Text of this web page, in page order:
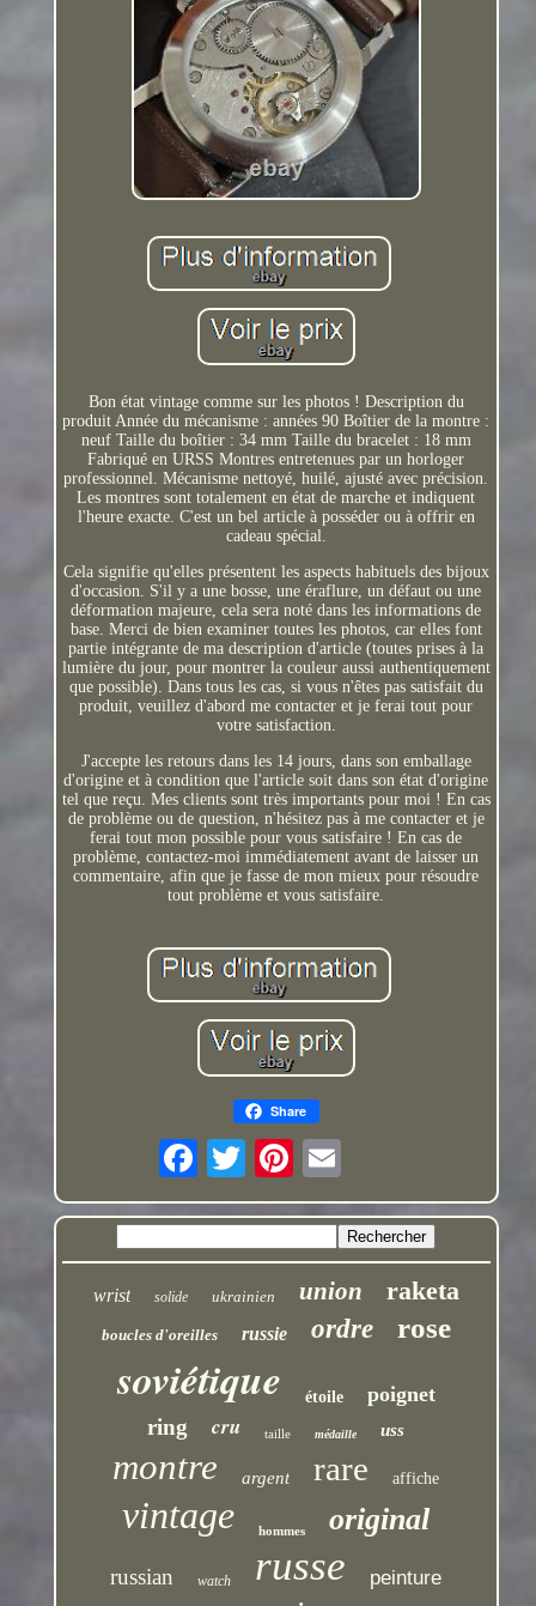
Bon état vintage comme sur les photos ! Description du
produit Année du mécanisme : années 90 Boîtier de la montre :
neuf Taille du boîtier : 34 mm Taille du bracelet : 18 mm
Fabriqué en URSS Montres entretenues par un horloger
professionnel. Mécanisme nettoyé, huilé, ajusté avec précision.
Les montres sont totalement en état de marche et indiquent
l'heure exacte. C'est un bel article à posséder ou à offrir en
cadeau spécial.
Cela signifie qu'elles présentent les aspects habituels des bijoux
d'occasion. S'il y a une bosse, une éraflure, un défaut ou une
déformation majeure, cela sera noté dans les informations de
base. Merci de bien examiner toutes les photos, car elles font
partie intégrante de ma description d'article (toutes prises à la
lumière du jour, pour montrer la couleur aussi authentiquement
que possible). Dans tous les cas, si vous n'êtes pas satisfait du
produit, veuillez d'abord me contacter et je ferai tout pour
votre satisfaction.
J'accepte les retours dans les 14 jours, dans son emballage
d'origine et à condition que l'article soit dans son état d'origine
tel que reçu. Mes clients sont très importants pour moi ! En cas
de problème ou de question, n'hésitez pas à me contacter et je
ferai tout mon possible pour vous satisfaire ! En cas de
problème, contactez-moi immédiatement avant de laisser un
commentaire, afin que je fasse de mon mieux pour résoudre
tout problème et vous satisfaire.
Share
wrist solide ukrainien union raketa
boucles d'oreilles russie ordre rose
soviétique étoile poignet
ring cru taille médaille uss
montre argent rare affiche
vintage hommes original
russian watch russe peinture